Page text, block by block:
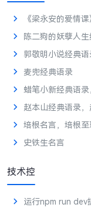
《梁永安的爱情
陈二狗的妖孽人
郭敬明小说经典
麦兜经典语录
蜡笔小新经典语
赵本山经典语录
培根名言，培根
史铁生名言
技术控
运行npm run dev提示错误